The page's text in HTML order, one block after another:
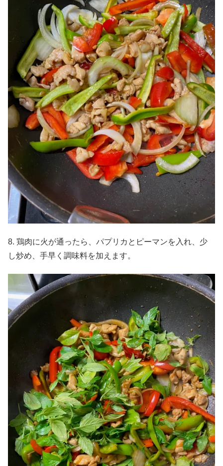
8. 鶏肉に火が通ったら、パプリカとピーマンを入れ、少
し炒め、手早く調味料を加えます。